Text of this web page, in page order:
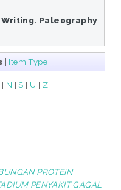
Writing. Paleography
| Item Type
| N | S | U | Z
PROTEIN
PENYAKIT GAGAL